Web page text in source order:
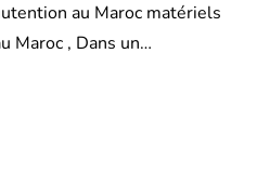
au Maroc matériels
Maroc , Dans un…